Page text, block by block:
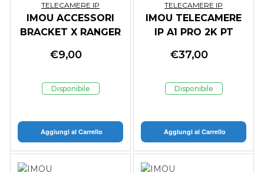
TELECAMERE IP
IMOU ACCESSORI
BRACKET X RANGER
€9,00
Disponibile
Aggiungi al Carrello
TELECAMERE IP
IMOU TELECAMERE
IP A1 PRO 2K PT
2.8 MM IR
€37,00
Disponibile
Aggiungi al Carrello